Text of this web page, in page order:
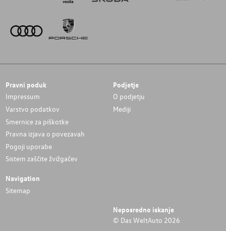
Pravni poduk
Impressum
Varstvo podatkov
Smernice za piškotke
Pravna izjava o povezavah
Pogoji uporabe
Sistem zaščite žvižgačev
Podjetje
O podjetju
Mediji
Navigation
Sitemap
Neposredno iskanje
© Das WeltAuto 2026